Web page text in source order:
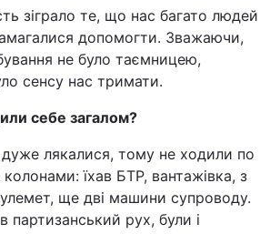
зіграло те, що нас багато людей
допомогти. Зважаючи,
не було таємницею,
сенсу нас тримати.
себе загалом?
дуже лякалися, тому не ходили по
колонами: їхав БТР, вантажівка, з
ще дві машини супроводу.
партизанський рух, були і